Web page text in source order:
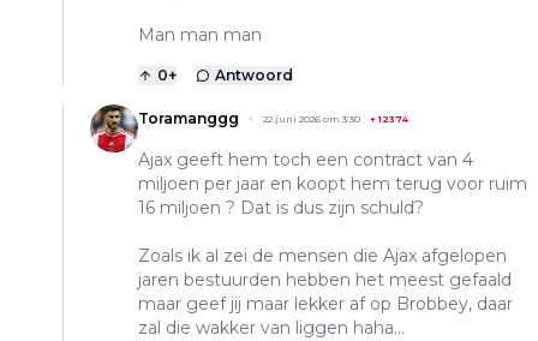
Man man man
0+ Antwoord
Toramanggg 22 juni 2026 om 3:30 +12374
Ajax geeft hem toch een contract van 4
miljoen per jaar en koopt hem terug voor ruim
16 miljoen ? Dat is dus zijn schuld?
Zoals ik al zei de mensen die Ajax afgelopen
jaren bestuurden hebben het meest gefaald
maar geef jij maar lekker af op Brobbey, daar
zal die wakker van liggen haha…